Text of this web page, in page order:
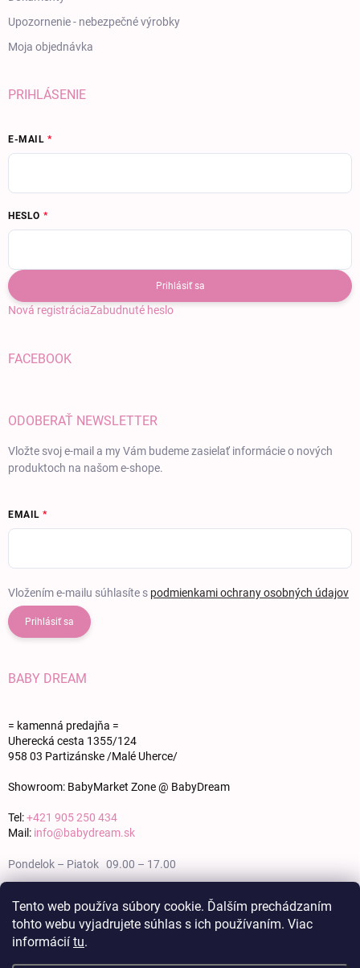
Tento web používa súbory cookie. Ďalším prechádzaním
tohto webu vyjadrujete súhlas s ich používaním. Viac
informácií tu.
Upozornenie - nebezpečné výrobky
Moja objednávka
PRIHLÁSENIE
E-MAIL
HESLO
Prihlásiť sa
Nová registráciaZabudnuté heslo
FACEBOOK
ODOBERAŤ NEWSLETTER
Vložte svoj e-mail a my Vám budeme zasielať informácie o nových
produktoch na našom e-shope.
EMAIL
Vložením e-mailu súhlasíte s podmienkami ochrany osobných údajov
Prihlásiť sa
BABY DREAM
= kamenná predajňa =
Uherecká cesta 1355/124
958 03 Partizánske /Malé Uherce/
Showroom: BabyMarket Zone @ BabyDream
Tel:+421 905 250 434
Mail: info@babydream.sk
Pondelok – Piatok 09.00 – 17.00
Nedeľa zatvorené